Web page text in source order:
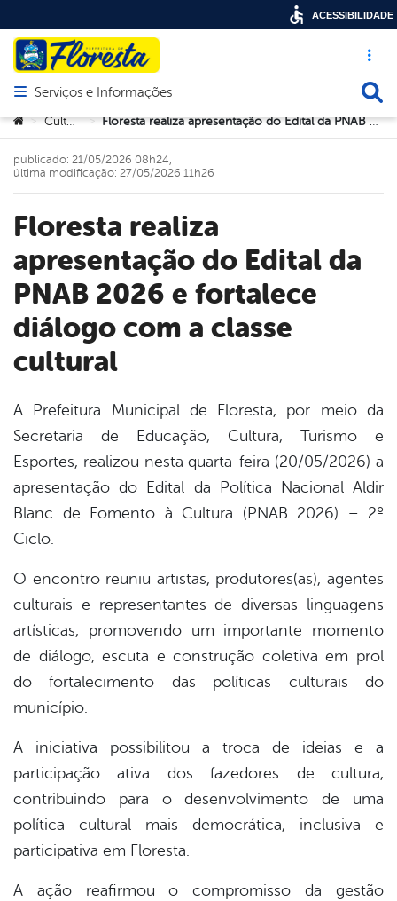
Acesso
Abrir menu principal de navegação
Serviços e Informações
Você está aqui:
> Cultura > Floresta realiza apresentação do Edital da PNAB 2026 e fortalece diálogo com a classe cultural
Floresta realiza
apresentação do Edital da
PNAB 2026 e fortalece
diálogo com a classe
cultural
publicado: 21/05/2026 08h24,
última modificação: 27/05/2026 11h26
A Prefeitura Municipal de Floresta, por meio da
Secretaria de Educação, Cultura, Turismo e
Esportes, realizou nesta quarta-feira (20/05/2026) a
apresentação do Edital da Política Nacional Aldir
Blanc de Fomento à Cultura (PNAB 2026) – 2º
Ciclo.
O encontro reuniu artistas, produtores(as), agentes
culturais e representantes de diversas linguagens
artísticas, promovendo um importante momento
de diálogo, escuta e construção coletiva em prol
do fortalecimento das políticas culturais do
município.
A iniciativa possibilitou a troca de ideias e a
participação ativa dos fazedores de cultura,
contribuindo para o desenvolvimento de uma
política cultural mais democrática, inclusiva e
participativa em Floresta.
A ação reafirmou o compromisso da gestão
ACESSIBILIDADE